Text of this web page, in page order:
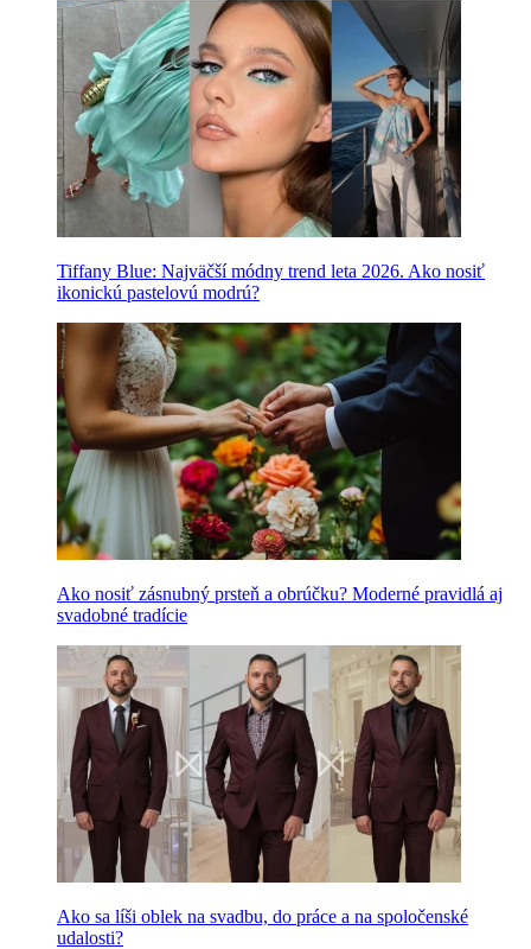
Tiffany Blue: Najväčší módny trend leta 2026. Ako nosiť
ikonickú pastelovú modrú?
Ako nosiť zásnubný prsteň a obrúčku? Moderné pravidlá aj
svadobné tradície
Ako sa líši oblek na svadbu, do práce a na spoločenské
udalosti?